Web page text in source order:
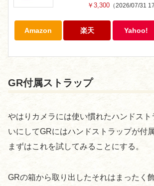
￥3,300 （2026/07/31
Amazon 楽天 Yahoo!
GR付属ストラップ
やはりカメラには使い慣れたハンドス
いにしてGRにはハンドストラップが付
まずはこれを試してみることにする。
GRの箱から取り出したそれはまったく